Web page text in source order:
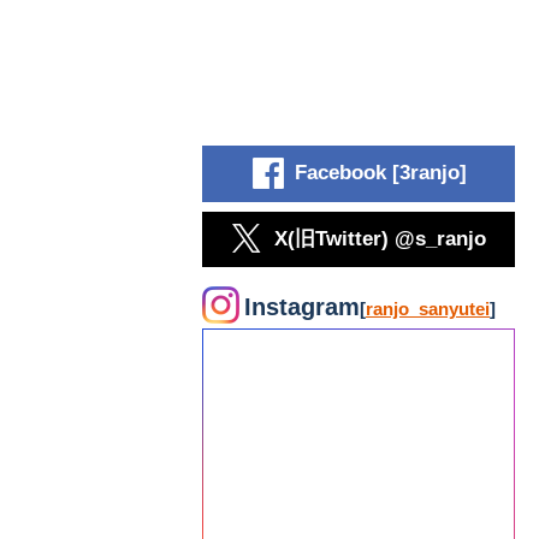
Facebook [3ranjo]
X(旧Twitter) @s_ranjo
Instagram[ranjo_sanyutei]